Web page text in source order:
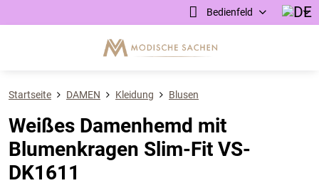
Bedienfeld
Startseite DAMEN Kleidung Blusen
Weißes Damenhemd mit
Blumenkragen Slim-Fit VS-
DK1611